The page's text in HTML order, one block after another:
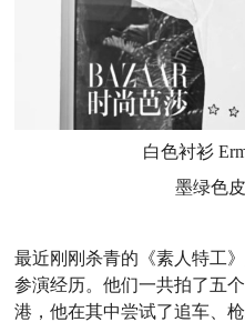
白色衬衫
墨绿色
最近刚刚杀青的《素人特工
参演经历。他们一共拍了五
港，他在其中尝试了追车、